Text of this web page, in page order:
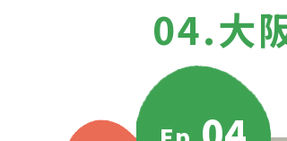
04.大